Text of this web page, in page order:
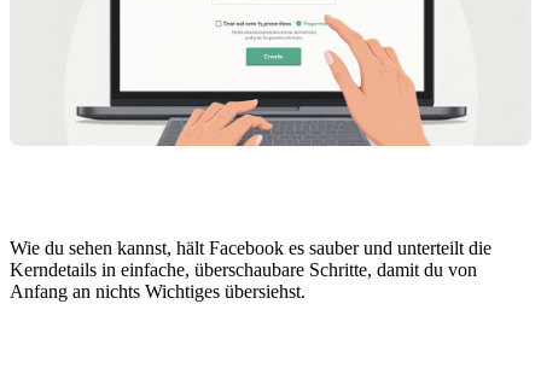
Wie du sehen kannst, hält Facebook es sauber und unterteilt die
Kerndetails in einfache, überschaubare Schritte, damit du von
Anfang an nichts Wichtiges übersiehst.